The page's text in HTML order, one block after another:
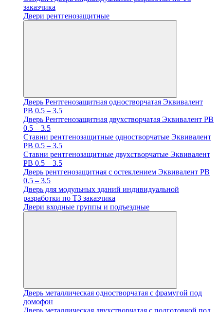
заказчика
Двери рентгенозащитные
Дверь Рентгенозащитная одностворчатая Эквивалент
PB 0.5 – 3.5
Дверь Рентгенозащитная двухстворчатая Эквивалент PB
0.5 – 3.5
Ставни рентгенозащитные одностворчатые Эквивалент
PB 0.5 – 3.5
Ставни рентгенозащитные двухстворчатые Эквивалент
PB 0.5 – 3.5
Дверь рентгенозащитная с остеклением Эквивалент PB
0.5 – 3.5
Дверь для модульных зданий индивидуальной
разработки по ТЗ заказчика
Двери входные группы и подъездные
Дверь металлическая одностворчатая с фрамугой под
домофон